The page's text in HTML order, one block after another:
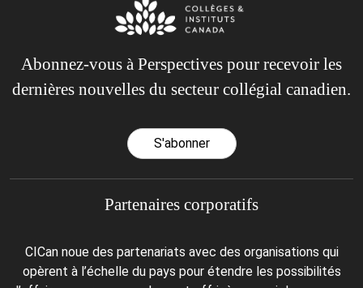
Abonnez-vous à Perspectives pour recevoir les
dernières nouvelles du secteur collégial canadien.
S'abonner
Partenaires corporatifs
CICan noue des partenariats avec des organisations qui
opèrent à l’échelle du pays pour étendre les possibilités